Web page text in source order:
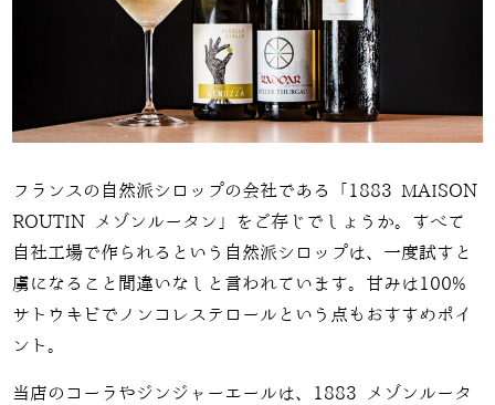
フランスの自然派シロップの会社である「 1883 MAISON
ROUTIN メゾンルータン」をご存じでしょうか。すべて
自社工場で作られるという自然派シロップは、一度試すと
虜になること間違いなしと言われています。甘みは100%
サトウキビでノンコレステロールという点もおすすめポイ
ント。
当店のコーラやジンジャーエールは、 1883
メゾンルータ